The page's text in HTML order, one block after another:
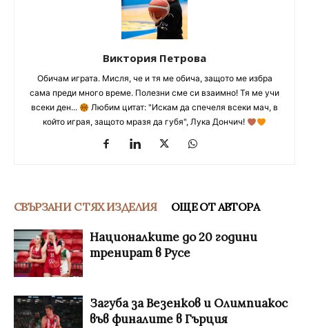
Виктория Петрова
Обичам играта. Мисля, че и тя ме обича, защото ме избра
сама преди много време. Полезни сме си взаимно! Тя ме учи
всеки ден...
Любим цитат: "Искам да спечеля всеки мач, в
който играя, защото мразя да губя", Лука Дончич!
СВЪРЗАНИ С ТЯХ ИЗДЕЛИЯ ОЩЕ ОТ АВТОРА
Националките до 20 години
тренират в Русе
Загуба за Везенков и Олимпиакос
във финалите в Гърция